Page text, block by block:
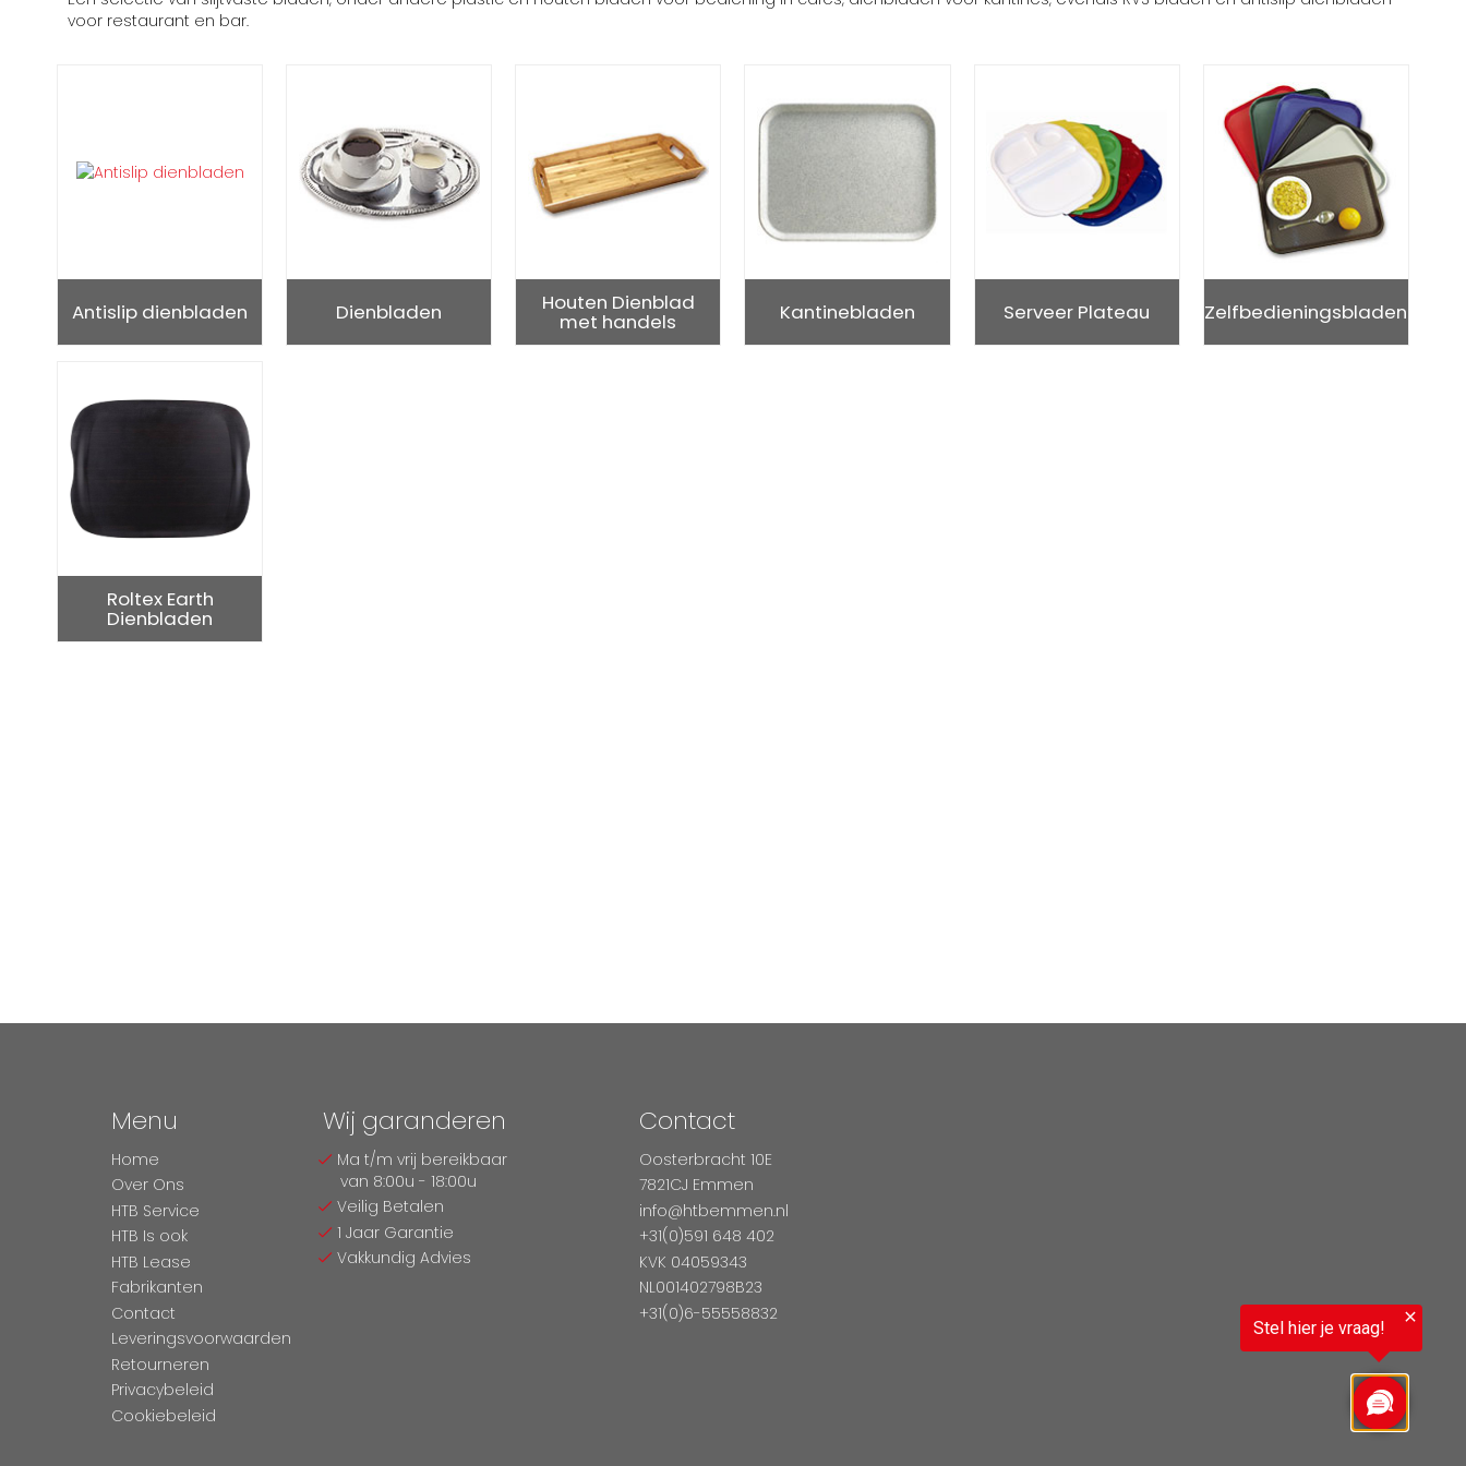
voor restaurant en bar.
Antislip dienbladen Dienbladen Houten Dienblad
met handels Kantinebladen Serveer Plateau Zelfbedieningsbladen
Roltex Earth
Dienbladen
Menu
Home
Over Ons
HTB Service
HTB Is ook
HTB Lease
Fabrikanten
Contact
Leveringsvoorwaarden
Retourneren
Privacybeleid
Cookiebeleid
Wij garanderen
Ma t/m vrij bereikbaar
van 8:00u - 18:00u
Veilig Betalen
1 Jaar Garantie
Vakkundig Advies
Contact
Oosterbracht 10E
7821CJ Emmen
info@htbemmen.nl
+31(0)591 648 402
KVK 04059343
NL001402798B23
+31(0)6-55558832